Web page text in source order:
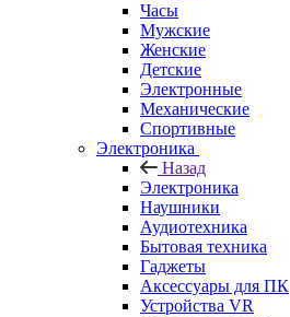
Часы
Мужские
Женские
Детские
Электронные
Механические
Спортивные
Электроника
Назад
Электроника
Наушники
Аудиотехника
Бытовая техника
Гаджеты
Аксессуары для ПК
Устройства VR